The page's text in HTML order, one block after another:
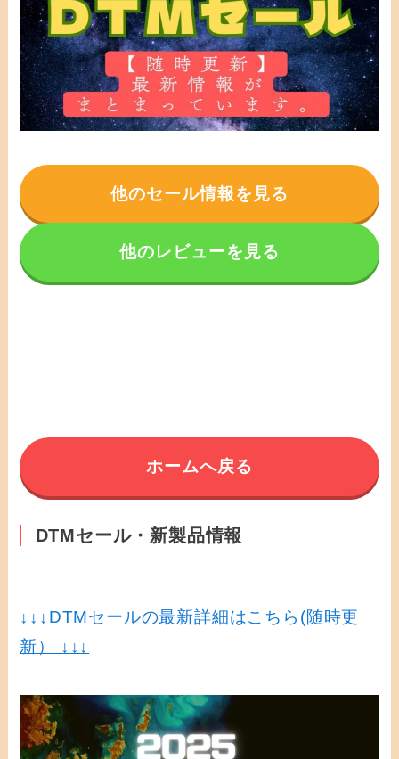
他のセール情報を見る
他のレビューを見る
ホームへ戻る
DTMセール・新製品情報
↓↓↓ DTMセールの最新詳細はこちら(随時更
新） ↓↓↓